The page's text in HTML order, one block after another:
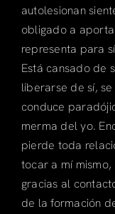
autolesionan
obligado a
representa para
Está cansado de
liberarse de sí,
conduce
merma del yo.
pierde toda
tocar a mí
gracias al
de la formación